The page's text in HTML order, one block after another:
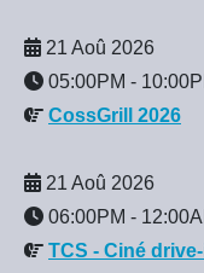
21 Aoû 2026
05:00PM -
CossGrill 2026
21 Aoû 2026
06:00PM -
TCS - Ciné